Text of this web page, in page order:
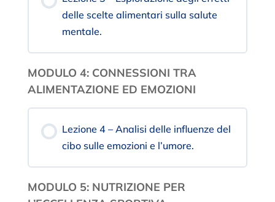
delle scelte alimentari sulla salute
mentale.
MODULO 4: CONNESSIONI TRA
ALIMENTAZIONE ED EMOZIONI
Lezione 4 – Analisi delle influenze del
cibo sulle emozioni e l’umore.
MODULO 5: NUTRIZIONE PER